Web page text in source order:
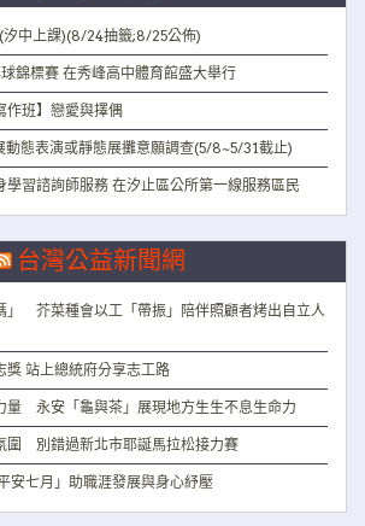
中上課)(8/24抽籤;8/25公佈)
錦標賽 在秀峰高中體育館盛大舉行
作班】戀愛與擇偶
動態表演或靜態展攤意願調查(5/8~5/31截止)
學習諮詢師服務 在汐止區公所第一線服務區民
台灣公益新聞網
」 芥菜種會以工「帶振」陪伴照顧者烤出自立人
獎 站上總統府分享志工路
量 永安「龜與茶」展現地方生生不息生命力
圍 別錯過新北市耶誕馬拉松接力賽
安七月」助職涯發展與身心紓壓